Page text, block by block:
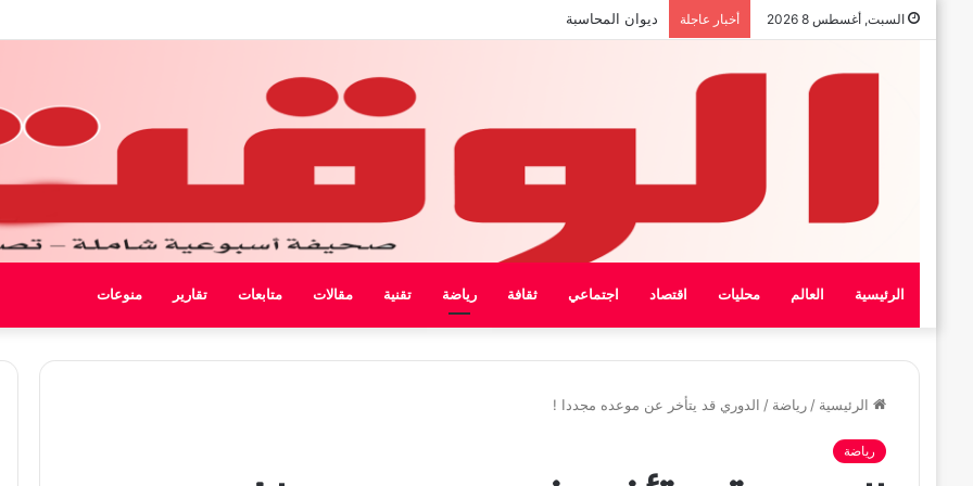
السبت, أغسطس 8 2026 أخبار عاجلة بيان الإتحاد الوطنى العام لعمال ليبيا
الرئيسية العالم محليات اقتصاد اجتماعي ثقافة رياضة تقنية مقالات متابعات تقارير منوعات
الرئيسية / رياضة / الدوري قد يتأخر عن موعده مجددا !
رياضة